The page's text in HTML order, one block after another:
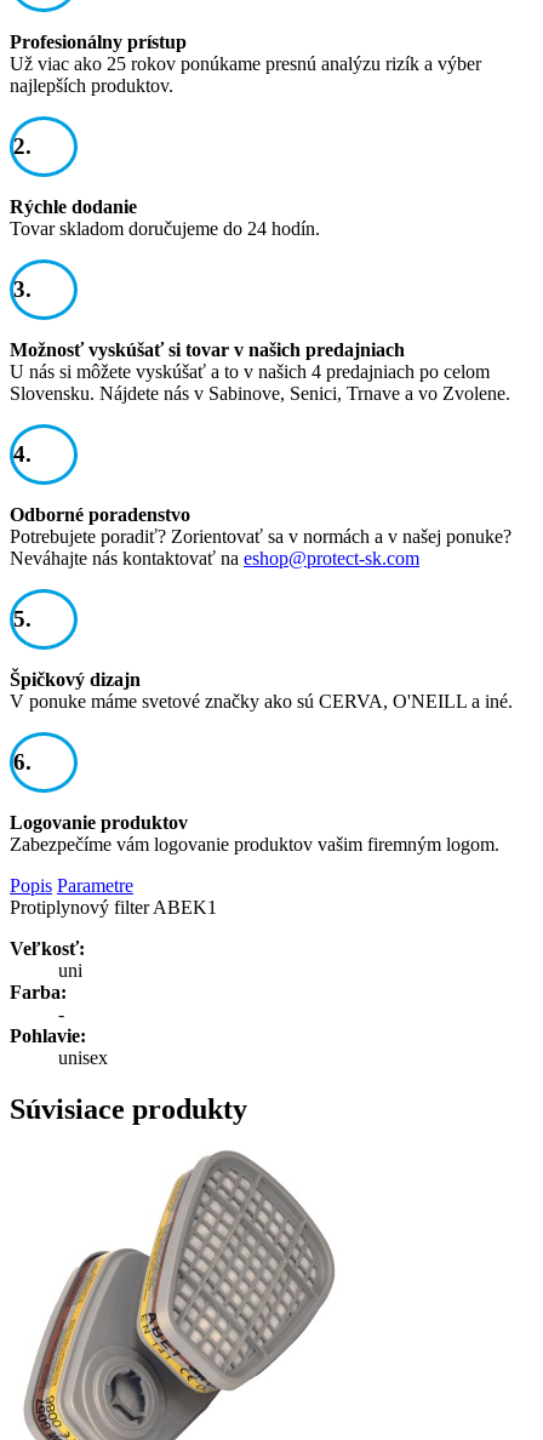
Profesionálny prístup
Už viac ako 25 rokov ponúkame presnú analýzu rizík a výber
najlepších produktov.
2.
Rýchle dodanie
Tovar skladom doručujeme do 24 hodín.
3.
Možnosť vyskúšať si tovar v našich predajniach
U nás si môžete vyskúšať a to v našich 4 predajniach po celom
Slovensku. Nájdete nás v Sabinove, Senici, Trnave a vo Zvolene.
4.
Odborné poradenstvo
Potrebujete poradiť? Zorientovať sa v normách a v našej ponuke?
Neváhajte nás kontaktovať na eshop@protect-sk.com
5.
Špičkový dizajn
V ponuke máme svetové značky ako sú CERVA, O'NEILL a iné.
6.
Logovanie produktov
Zabezpečíme vám logovanie produktov vašim firemným logom.
Popis Parametre
Protiplynový filter ABEK1
Veľkosť:
uni
Farba:
-
Pohlavie:
unisex
Súvisiace produkty